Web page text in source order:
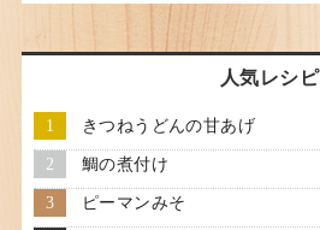
人気レシピ
きつねうどんの甘あげ
鯛の煮付け
ピーマンみそ